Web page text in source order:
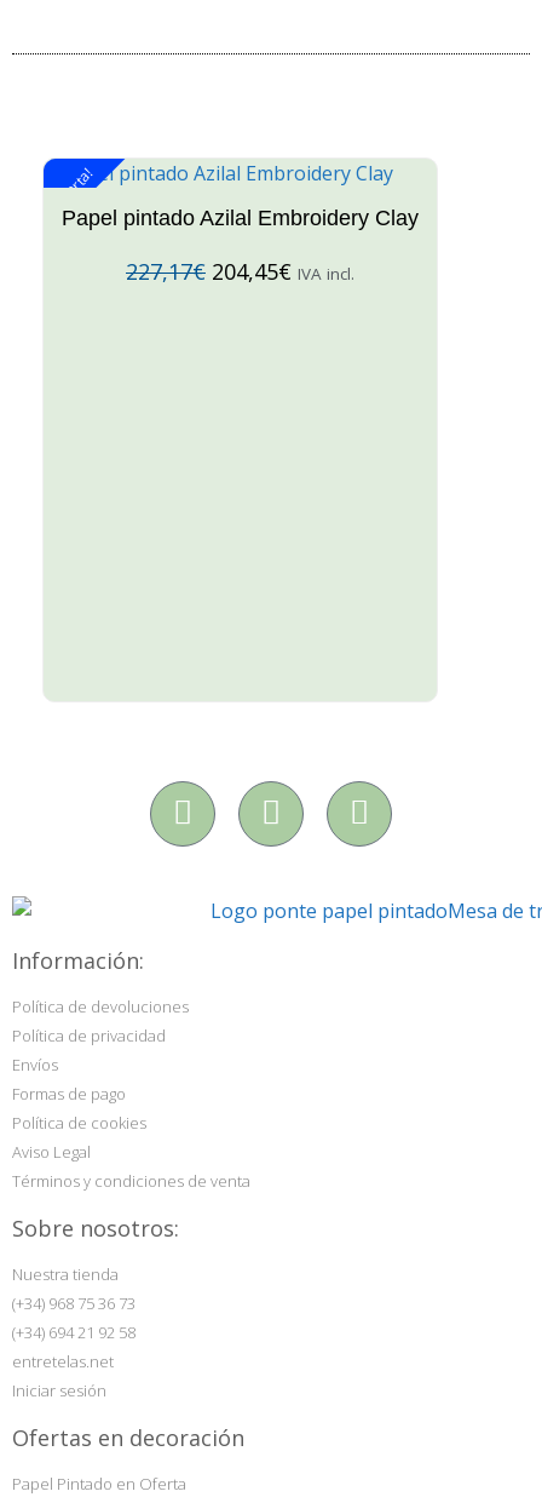
¡Oferta!
Papel pintado Azilal Embroidery Clay
227,17€ 204,45€ IVA incl.
Información:
Política de devoluciones
Política de privacidad
Envíos
Formas de pago
Política de cookies
Aviso Legal
Términos y condiciones de venta
Sobre nosotros:
Nuestra tienda
(+34) 968 75 36 73
(+34) 694 21 92 58
entretelas.net
Iniciar sesión
Ofertas en decoración
Papel Pintado en Oferta